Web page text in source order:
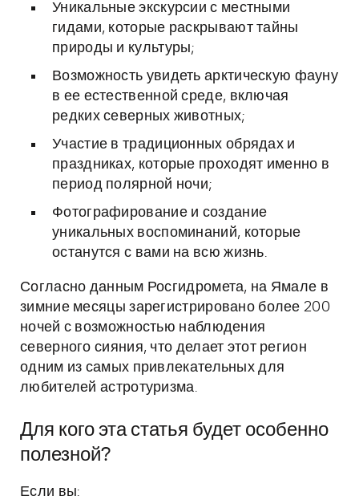
Уникальные экскурсии с местными
гидами, которые раскрывают тайны
природы и культуры;
Возможность увидеть арктическую фауну
в ее естественной среде, включая
редких северных животных;
Участие в традиционных обрядах и
праздниках, которые проходят именно в
период полярной ночи;
Фотографирование и создание
уникальных воспоминаний, которые
останутся с вами на всю жизнь.
Согласно данным Росгидромета, на Ямале в
зимние месяцы зарегистрировано более 200
ночей с возможностью наблюдения
северного сияния, что делает этот регион
одним из самых привлекательных для
любителей астротуризма.
Для кого эта статья будет особенно
полезной?
Если вы: